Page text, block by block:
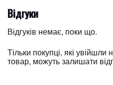
Відгуки
Відгуків немає, поки що.
Тільки покупці, які
товар, можуть залишати